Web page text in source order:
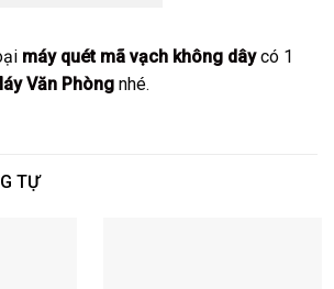
máy quét mã vạch không dâycó 1
Văn Phòng nhé.
TỰ